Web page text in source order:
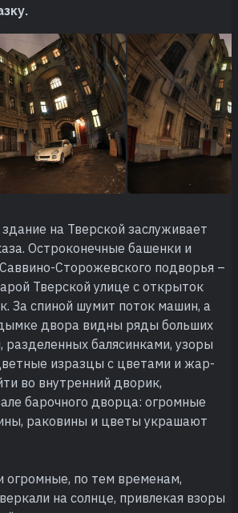
на Тверской заслуживает
Остроконечные башенки и
Сторожевского подворья –
Тверской улице с открыток
За спиной шумит поток машин, а
двора видны ряды больших
разделенных балясинками, узоры
изразцы с цветами и жар-
во внутренний дворик,
барочного дворца: огромные
раковины и цветы украшают
огромные, по тем временам,
на солнце, привлекая взоры